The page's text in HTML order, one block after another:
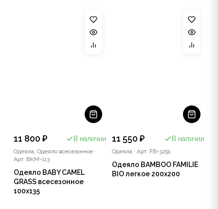
11 800 ₽ В наличии
Одеяла, Одеяло всесезонное ·
Арт: BKM-113
Одеяло BABY CAMEL
GRASS всесезонное
100x135
11 550 ₽ В наличии
Одеяла · Арт: FB-3291
Одеяло BAMBOO FAMILIE
BIO легкое 200x200